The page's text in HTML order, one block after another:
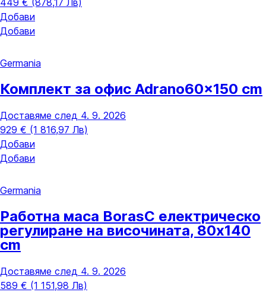
449 € (878,17 Лв)
Добави
Добави
Germania
Комплект за офис Adrano60x150 cm
Доставяме след 4. 9. 2026
929 € (1 816,97 Лв)
Добави
Добави
Germania
Работна маса BorasС електрическо
регулиране на височината, 80x140
cm
Доставяме след 4. 9. 2026
589 € (1 151,98 Лв)